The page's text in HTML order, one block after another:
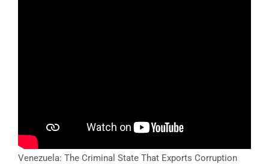
Venezuela: The Criminal State That Exports Corruption